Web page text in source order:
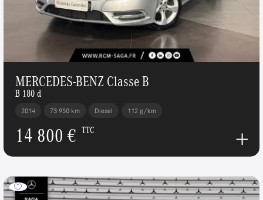
MERCEDES-BENZ Classe B
B 180 d
2014 73 950 km Diesel 112 g/km
14 800 € TTC